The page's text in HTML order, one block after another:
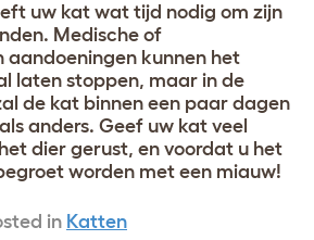
uw kat wat tijd nodig om zijn
Medische of
aandoeningen kunnen het
laten stoppen, maar in de
de kat binnen een paar dagen
anders. Geef uw kat veel
dier gerust, en voordat u het
worden met een miauw!
in Katten